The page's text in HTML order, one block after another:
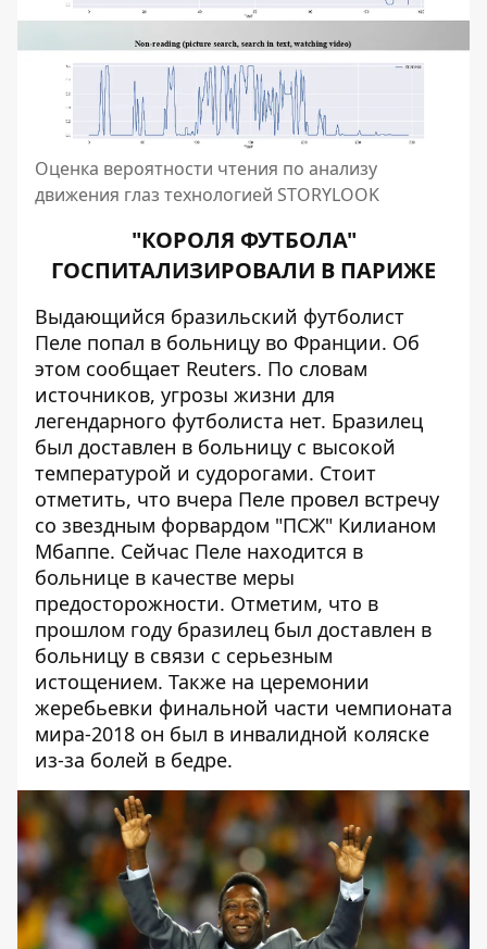
Оценка вероятности чтения по анализу
движения глаз технологией STORYLOOK
"КОРОЛЯ ФУТБОЛА"
ГОСПИТАЛИЗИРОВАЛИ В ПАРИЖЕ
Выдающийся бразильский футболист
Пеле попал в больницу во Франции. Об
этом сообщает Reuters. По словам
источников, угрозы жизни для
легендарного футболиста нет. Бразилец
был доставлен в больницу с высокой
температурой и судорогами. Стоит
отметить, что вчера Пеле провел встречу
со звездным форвардом "ПСЖ" Килианом
Мбаппе. Сейчас Пеле находится в
больнице в качестве меры
предосторожности. Отметим, что в
прошлом году бразилец был доставлен в
больницу в связи с серьезным
истощением. Также на церемонии
жеребьевки финальной части чемпионата
мира-2018 он был в инвалидной коляске
из-за болей в бедре.